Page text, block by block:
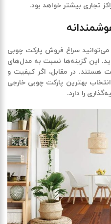
تجاری بیشتر خواهد بود.
سراغ فروش پارکت چوبی
این گزینه‌ها نسبت به مدل‌های
هستند. در مقابل، اگر کیفیت و
بهترین پارکت چوبی خارجی
را دارد.